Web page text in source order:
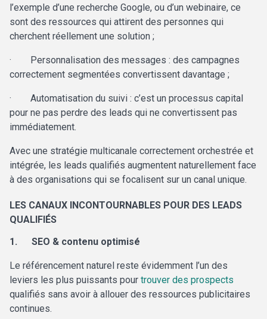
l’exemple d’une recherche Google, ou d’un webinaire, ce
sont des ressources qui attirent des personnes qui
cherchent réellement une solution ;
· Personnalisation des messages : des campagnes
correctement segmentées convertissent davantage ;
· Automatisation du suivi : c’est un processus capital
pour ne pas perdre des leads qui ne convertissent pas
immédiatement.
Avec une stratégie multicanale correctement orchestrée et
intégrée, les leads qualifiés augmentent naturellement face
à des organisations qui se focalisent sur un canal unique.
LES CANAUX INCONTOURNABLES POUR DES LEADS
QUALIFIÉS
1. SEO & contenu optimisé
Le référencement naturel reste évidemment l’un des
leviers les plus puissants pour trouver des prospects
qualifiés sans avoir à allouer des ressources publicitaires
continues.